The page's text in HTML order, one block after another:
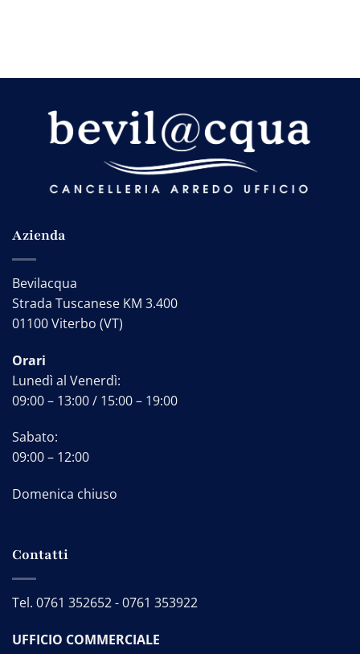
Azienda
Bevilacqua
Strada Tuscanese KM 3.400
01100 Viterbo (VT)
Orari
Lunedì al Venerdì:
09:00 – 13:00 / 15:00 – 19:00
Sabato:
09:00 – 12:00
Domenica chiuso
Contatti
Tel. 0761 352652-0761 353922
UFFICIO COMMERCIALE